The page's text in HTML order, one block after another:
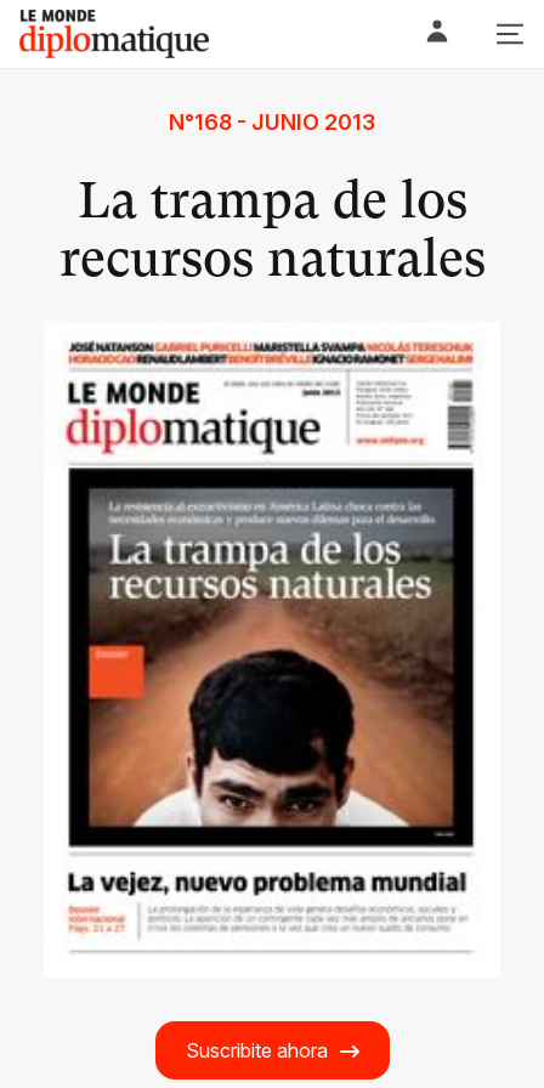
Skip
content
Le monde diplomatique
N°168 - JUNIO 2013
La trampa de los
recursos naturales
Suscribite ahora